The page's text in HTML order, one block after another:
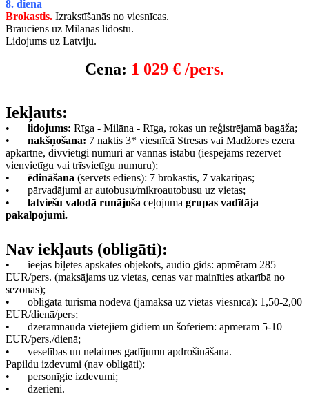
8. diena
Brokastis. Izrakstīšanās no viesnīcas.
Brauciens uz Milānas lidostu.
Lidojums uz Latviju.
Cena: 1 029 € /pers.
Iekļauts:
• lidojums: Rīga - Milāna - Rīga, rokas un reģistrējamā bagāža;
•
nakšņošana: 7 naktis 3* viesnīcā Stresas vai Madžores ezera
apkārtnē, divvietīgi numuri ar vannas istabu (iespējams rezervēt
vienvietīgu vai trīsvietīgu numuru);
•
ēdināšana (servēts ēdiens): 7 brokastis, 7 vakariņas;
•
pārvadājumi ar autobusu/mikroautobusu uz vietas;
•
latviešu valodā runājoša ceļojuma grupas vadītāja
pakalpojumi.
Nav iekļauts (obligāti):
•
ieejas biļetes apskates objekots, audio gids: apmēram 285
EUR/pers. (maksājams uz vietas, cenas var mainīties atkarībā no
sezonas);
•
obligātā tūrisma nodeva (jāmaksā uz vietas viesnīcā): 1,50-2,00
EUR/dienā/pers;
•
dzeramnauda vietējiem gidiem un šoferiem: apmēram 5-10
EUR/pers./dienā;
•
veselības un nelaimes gadījumu apdrošināšana.
Papildu izdevumi (nav obligāti):
•
personīgie izdevumi;
•
dzērieni.